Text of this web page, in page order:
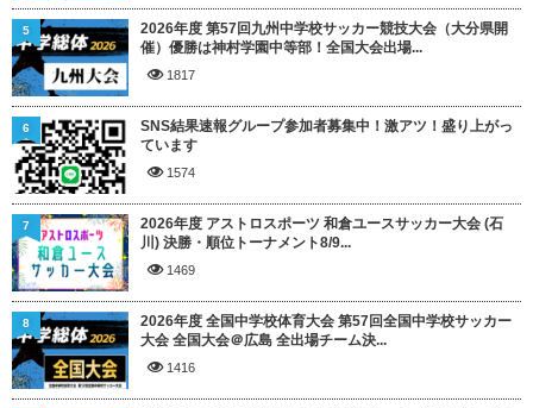
2026年度 第57回九州中学校サッカー競技大会（大分県開
催）優勝は神村学園中等部！全国大会出場...
1817
5
SNS結果速報グループ参加者募集中！激アツ！盛り上がっ
ています
1574
6
2026年度 アストロスポーツ 和倉ユースサッカー大会 (石
川) 決勝・順位トーナメント8/9...
1469
7
2026年度 全国中学校体育大会 第57回全国中学校サッカー
大会 全国大会＠広島 全出場チーム決...
1416
8